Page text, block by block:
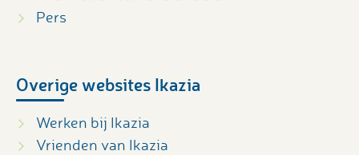
Pers
Overige websites Ikazia
Werken bij Ikazia
Vrienden van Ikazia